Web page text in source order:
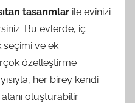
tasarımlar ile evinizi
Bu evlerde, iç
seçimi ve ek
özelleştirme
her birey kendi
oluşturabilir.